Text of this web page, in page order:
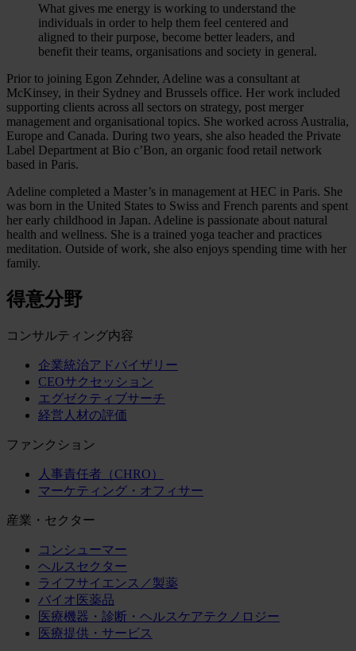
What gives me energy is working to understand the
individuals in order to help them feel centered and
aligned to their purpose, become better leaders, and
benefit their teams, organisations and society in general.
Prior to joining Egon Zehnder, Adeline was a consultant at
McKinsey, in their Sydney and Brussels office. Her work included
supporting clients across all sectors on strategy, post merger
management and organisational topics. She worked across Australia,
Europe and Canada. During two years, she also headed the Private
Label Department at Bio c’Bon, an organic food retail network
based in Paris.
Adeline completed a Master’s in management at HEC in Paris. She
was born in the United States to Swiss and French parents and spent
her early childhood in Japan. Adeline is passionate about natural
health and wellness. She is a trained yoga teacher and practices
meditation. Outside of work, she also enjoys spending time with her
family.
得意分野
コンサルティング内容
企業統治アドバイザリー
CEOサクセッション
エグゼクティブサーチ
経営人材の評価
ファンクション
人事責任者（CHRO）
マーケティング・オフィサー
産業・セクター
コンシューマー
ヘルスセクター
ライフサイエンス／製薬
バイオ医薬品
医療機器・診断・ヘルスケアテクノロジー
医療提供・サービス